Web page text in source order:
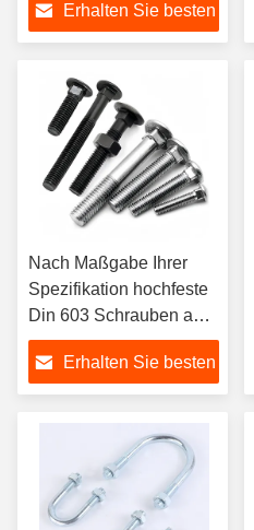
Erhalten Sie besten
Nach Maßgabe Ihrer
Spezifikation hochfeste
Din 603 Schrauben aus
Edelstahl 4.8/6.8/8.8
Erhalten Sie besten